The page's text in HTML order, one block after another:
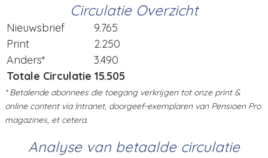
Circulatie Overzicht
Nieuwsbrief
9.765
Print
2.250
Anders*
3.490
Totale Circulatie 15.505
* Betalende abonnees die toegang verkrijgen tot onze print &
online content via Intranet, doorgeef-exemplaren van Pensioen Pro
magazines, et cetera.
Analyse van betaalde circulatie